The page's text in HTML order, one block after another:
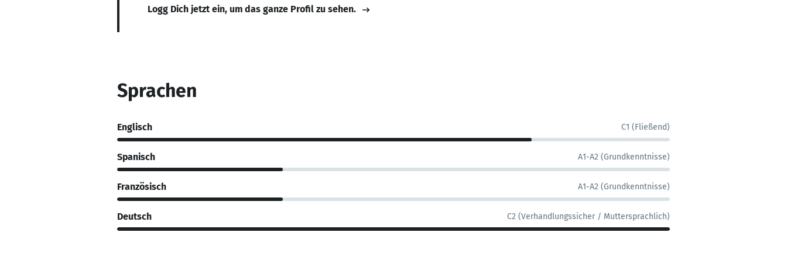
Logg Dich jetzt ein, um das ganze Profil zu sehen.
Sprachen
Englisch C1 (Fließend)
Spanisch A1-A2 (Grundkenntnisse)
Französisch A1-A2 (Grundkenntnisse)
Deutsch C2 (Verhandlungssicher / Muttersprachlich)